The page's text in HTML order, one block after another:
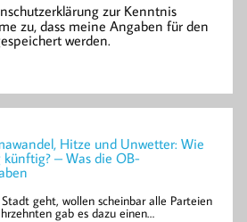
zur Kenntnis
zu, dass meine Angaben für den
werden.
Hitze und Unwetter: Wie
– Was die OB-
geht, wollen scheinbar alle Parteien
gab es dazu einen…